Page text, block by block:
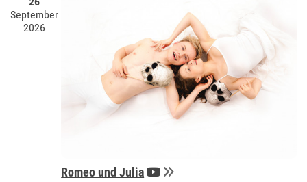
September
2026
Romeo und Julia